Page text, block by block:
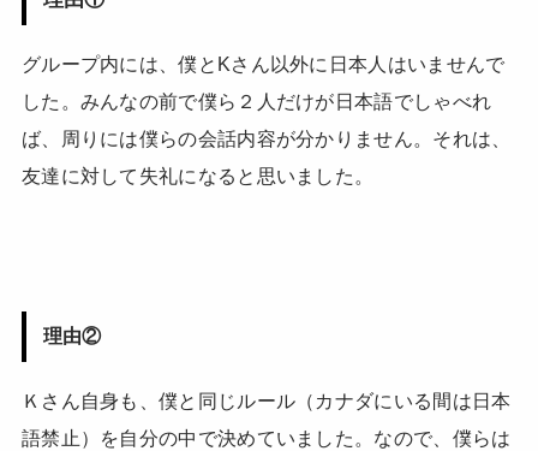
グループ内には、僕とKさん以外に日本人はいませんで
した。みんなの前で僕ら２人だけが日本語でしゃべれ
ば、周りには僕らの会話内容が分かりません。それは、
友達に対して失礼になると思いました。
理由②
Ｋさん自身も、僕と同じルール（カナダにいる間は日本
語禁止）を自分の中で決めていました。なので、僕らは